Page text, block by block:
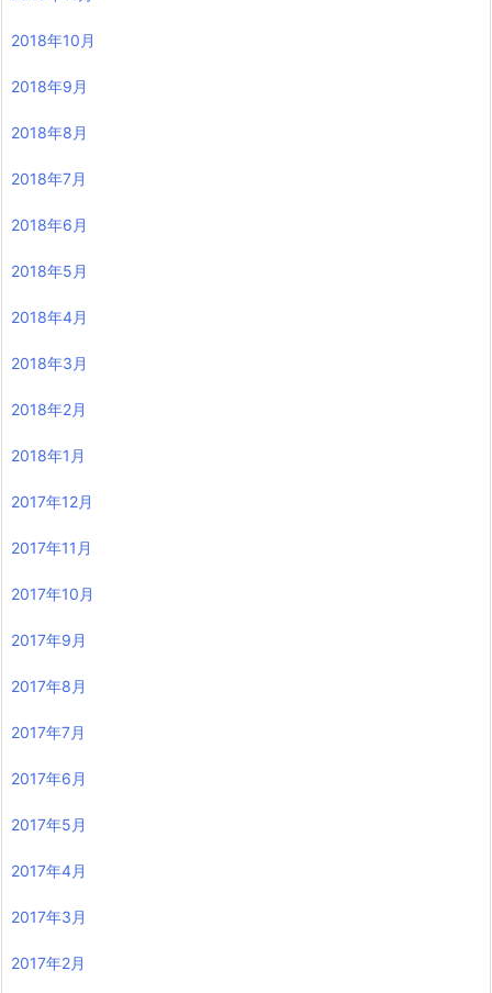
2018年10月
2018年9月
2018年8月
2018年7月
2018年6月
2018年5月
2018年4月
2018年3月
2018年2月
2018年1月
2017年12月
2017年11月
2017年10月
2017年9月
2017年8月
2017年7月
2017年6月
2017年5月
2017年4月
2017年3月
2017年2月